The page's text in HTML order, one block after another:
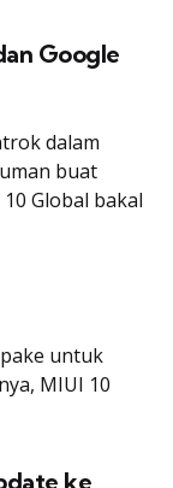
Google
dalam
buat
Global bakal
untuk
MIUI 10
ke